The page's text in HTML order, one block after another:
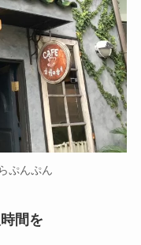
ぷんぷん
間を